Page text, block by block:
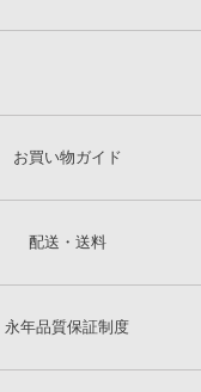
お買い物ガイド
配送・送料
永年品質保証制度